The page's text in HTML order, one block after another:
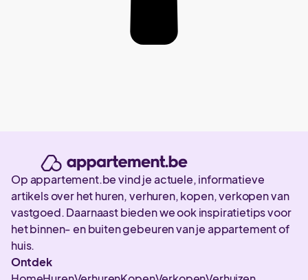
Op appartement.be vind je actuele, informatieve
artikels over het huren, verhuren, kopen, verkopen van
vastgoed. Daarnaast bieden we ook inspiratietips voor
het binnen- en buiten gebeuren van je appartement of
huis.
Ontdek